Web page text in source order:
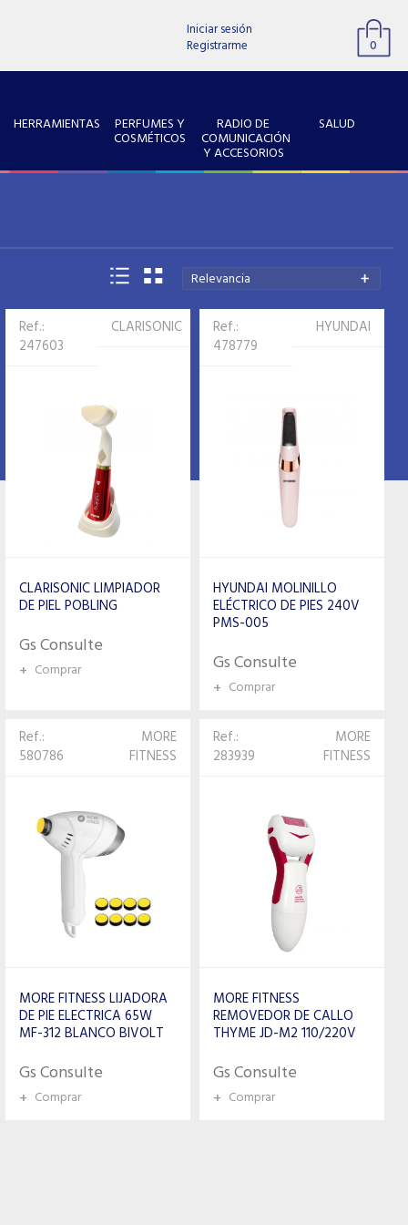
Iniciar sesión
Registrarme
0
HERRAMIENTAS PERFUMES Y
COSMÉTICOS
RADIO DE
COMUNICACIÓN
Y ACCESORIOS
SALUD
Relevancia
Ref.:
247603
CLARISONIC
CLARISONIC LIMPIADOR
DE PIEL POBLING
Gs Consulte
+ Comprar
Ref.:
478779
HYUNDAI
HYUNDAI MOLINILLO
ELÉCTRICO DE PIES 240V
PMS-005
Gs Consulte
+ Comprar
Ref.:
580786
MORE
FITNESS
MORE FITNESS LIJADORA
DE PIE ELECTRICA 65W
MF-312 BLANCO BIVOLT
Gs Consulte
+ Comprar
Ref.:
283939
MORE
FITNESS
MORE FITNESS
REMOVEDOR DE CALLO
THYME JD-M2 110/220V
Gs Consulte
+ Comprar